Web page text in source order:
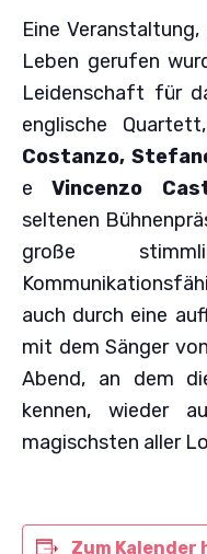
Eine
Leben gerufen
Leidenschaft für
englische
Costanzo,
eVincenzo
seltenen
große
auch durch eine
mit dem Sänger
Abend, an dem
kennen, wieder
magischsten aller
Zum